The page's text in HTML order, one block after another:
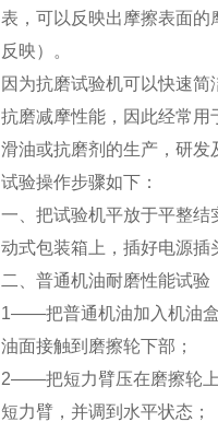
表，可以反映出摩擦表面的
反映）。
因为抗磨试验机可以快速简
抗磨减摩性能，因此经常用
滑油或抗磨剂的生产，研发
试验操作步骤如下：
一、把试验机平放于平整结
动式包装箱上，插好电源插
二、普通机油耐磨性能试验
1——把普通机油加入机油
油面接触到磨擦轮下部；
2——把短力臂压在磨擦轮
短力臂，并调到水平状态；